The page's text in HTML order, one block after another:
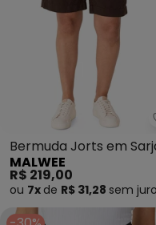
Bermuda Jorts em
Marrom Escuro
MALWEE
R$ 219,00
ou 7x de R$ 31,28 sem